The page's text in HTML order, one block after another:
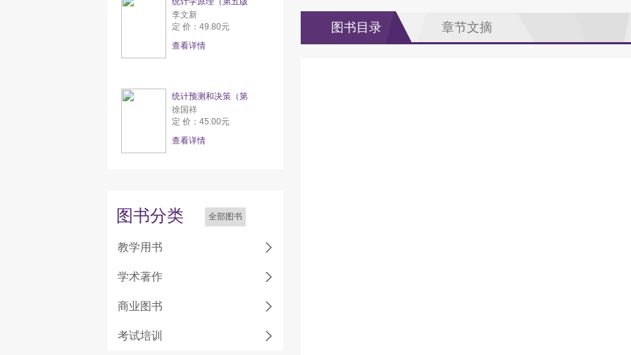
李文新
定 价：49.80元
查看详情
统计预测和决策（第
徐国祥
定 价：45.00元
查看详情
图书分类 全部图书
教学用书
学术著作
商业图书
考试培训
图书目录 章节文摘